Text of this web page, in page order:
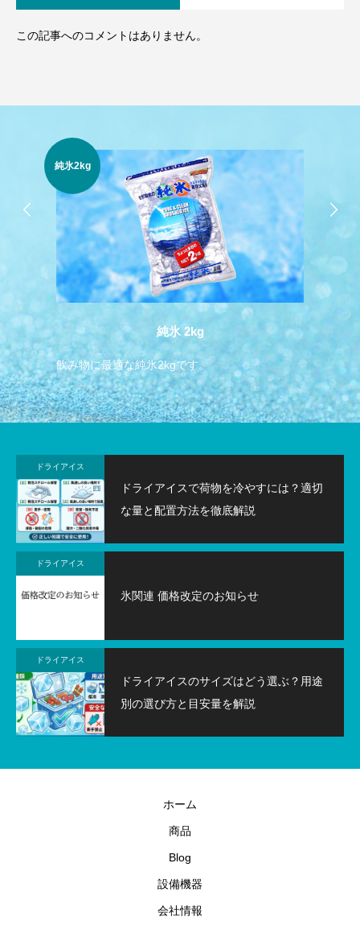
この記事へのコメントはありません。
純氷2kg
純氷 2kg
飲み物に最適な純氷2kgです。 飲
ドライアイス
ドライアイスで荷物を冷やすには？適切
な量と配置方法を徹底解説
ドライアイス
氷関連 価格改定のお知らせ
ドライアイス
ドライアイスのサイズはどう選ぶ？用途
別の選び方と目安量を解説
ホーム
商品
Blog
設備機器
会社情報